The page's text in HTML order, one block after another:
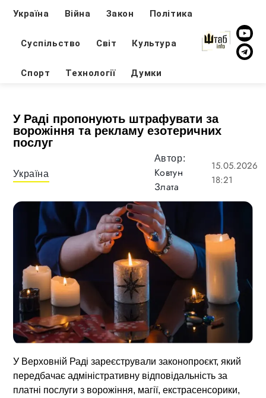
Україна Війна Закон Політика
Суспільство Світ Культура
Спорт Технології Думки
У Раді пропонують штрафувати за
ворожіння та рекламу езотеричних
послуг
Україна
Автор:
Ковтун
Злата
15.05.2026
18:21
У Верховній Раді зареєстрували законопроєкт, який
передбачає адміністративну відповідальність за
платні послуги з ворожіння, магії, екстрасенсорики,